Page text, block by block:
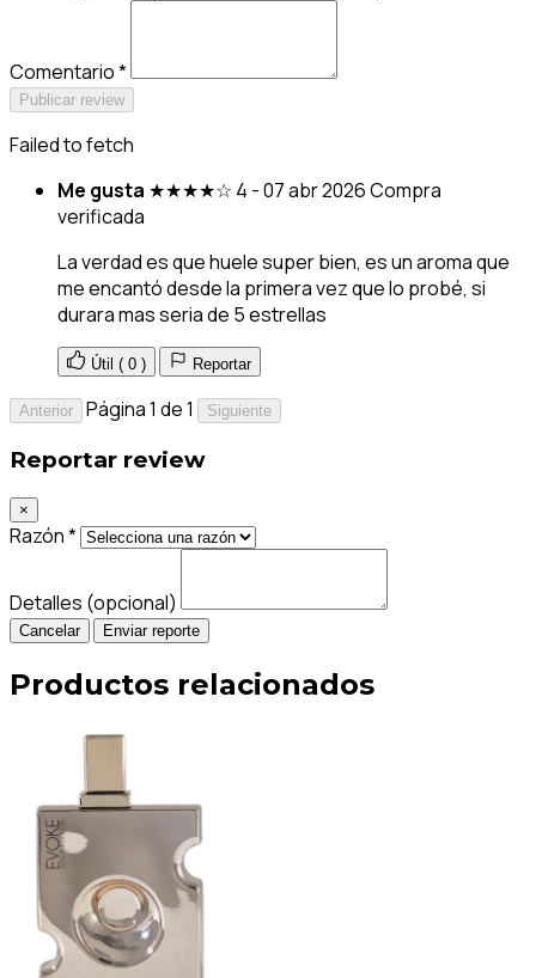
Comentario *
Publicar review
Failed to fetch
Me gusta ★★★★☆ 4 - 07 abr 2026Compra
verificada
La verdad es que huele super bien, es un aroma que
me encantó desde la primera vez que lo probé, si
durara mas seria de 5 estrellas
Útil ( 0 ) Reportar
Anterior Página 1 de 1 Siguiente
Reportar review
×
Razón *
Detalles (opcional)
Cancelar Enviar reporte
Productos relacionados